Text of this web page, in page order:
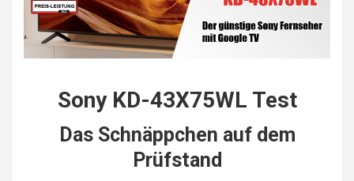
Sony KD-43X75WL Test
Das Schnäppchen auf dem
Prüfstand